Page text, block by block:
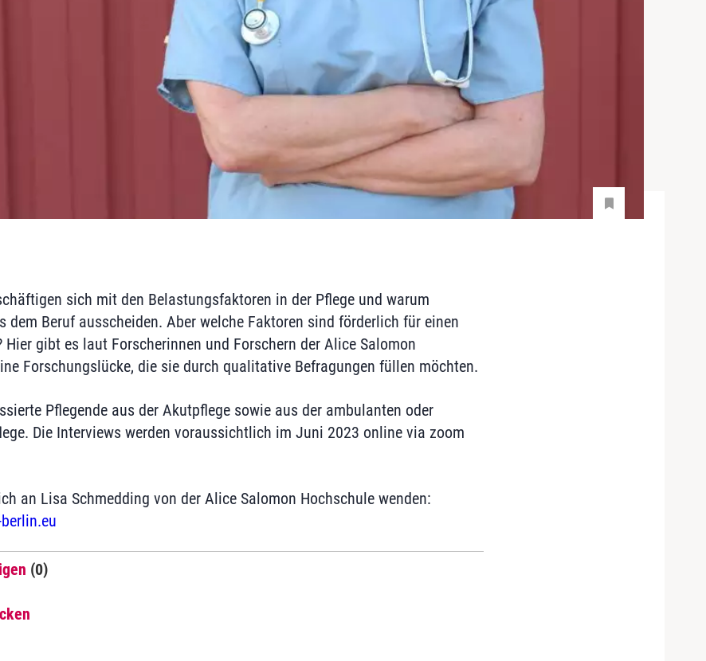
sich mit den Belastungsfaktoren in der Pflege und warum
dem Beruf ausscheiden. Aber welche Faktoren sind förderlich für einen
Hier gibt es laut Forscherinnen und Forschern der Alice Salomon
Forschungslücke, die sie durch qualitative Befragungen füllen möchten.
Pflegende aus der Akutpflege sowie aus der ambulanten oder
Die Interviews werden voraussichtlich im Juni 2023 online via zoom
an Lisa Schmedding von der Alice Salomon Hochschule wenden:
(0)